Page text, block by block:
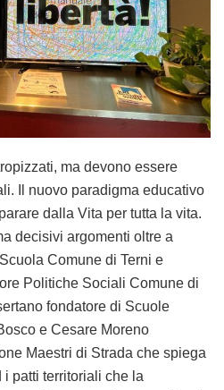
ma devono essere
Il nuovo paradigma educativo
dalla Vita per tutta la vita.
decisivi argomenti oltre a
Comune di Terni e
Politiche Sociali Comune di
fondatore di Scuole
e Cesare Moreno
Maestri di Strada che spiega
i patti territoriali che la